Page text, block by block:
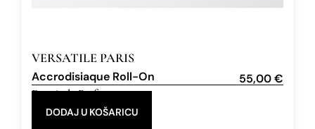
VERSATILE PARIS
Accrodisiaque Roll-On 55,00€
Extrait de Parfum
DODAJ U KOŠARICU